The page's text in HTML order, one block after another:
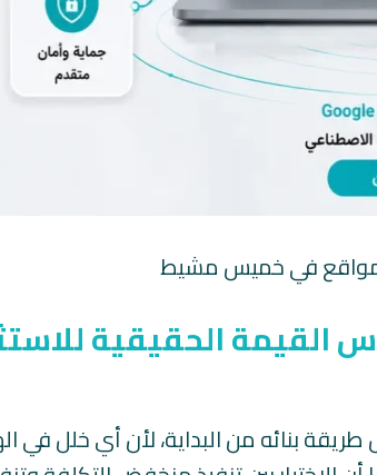
في خميس مشيط
الحقيقية
بنائه من البداية، لأن أي خلل في